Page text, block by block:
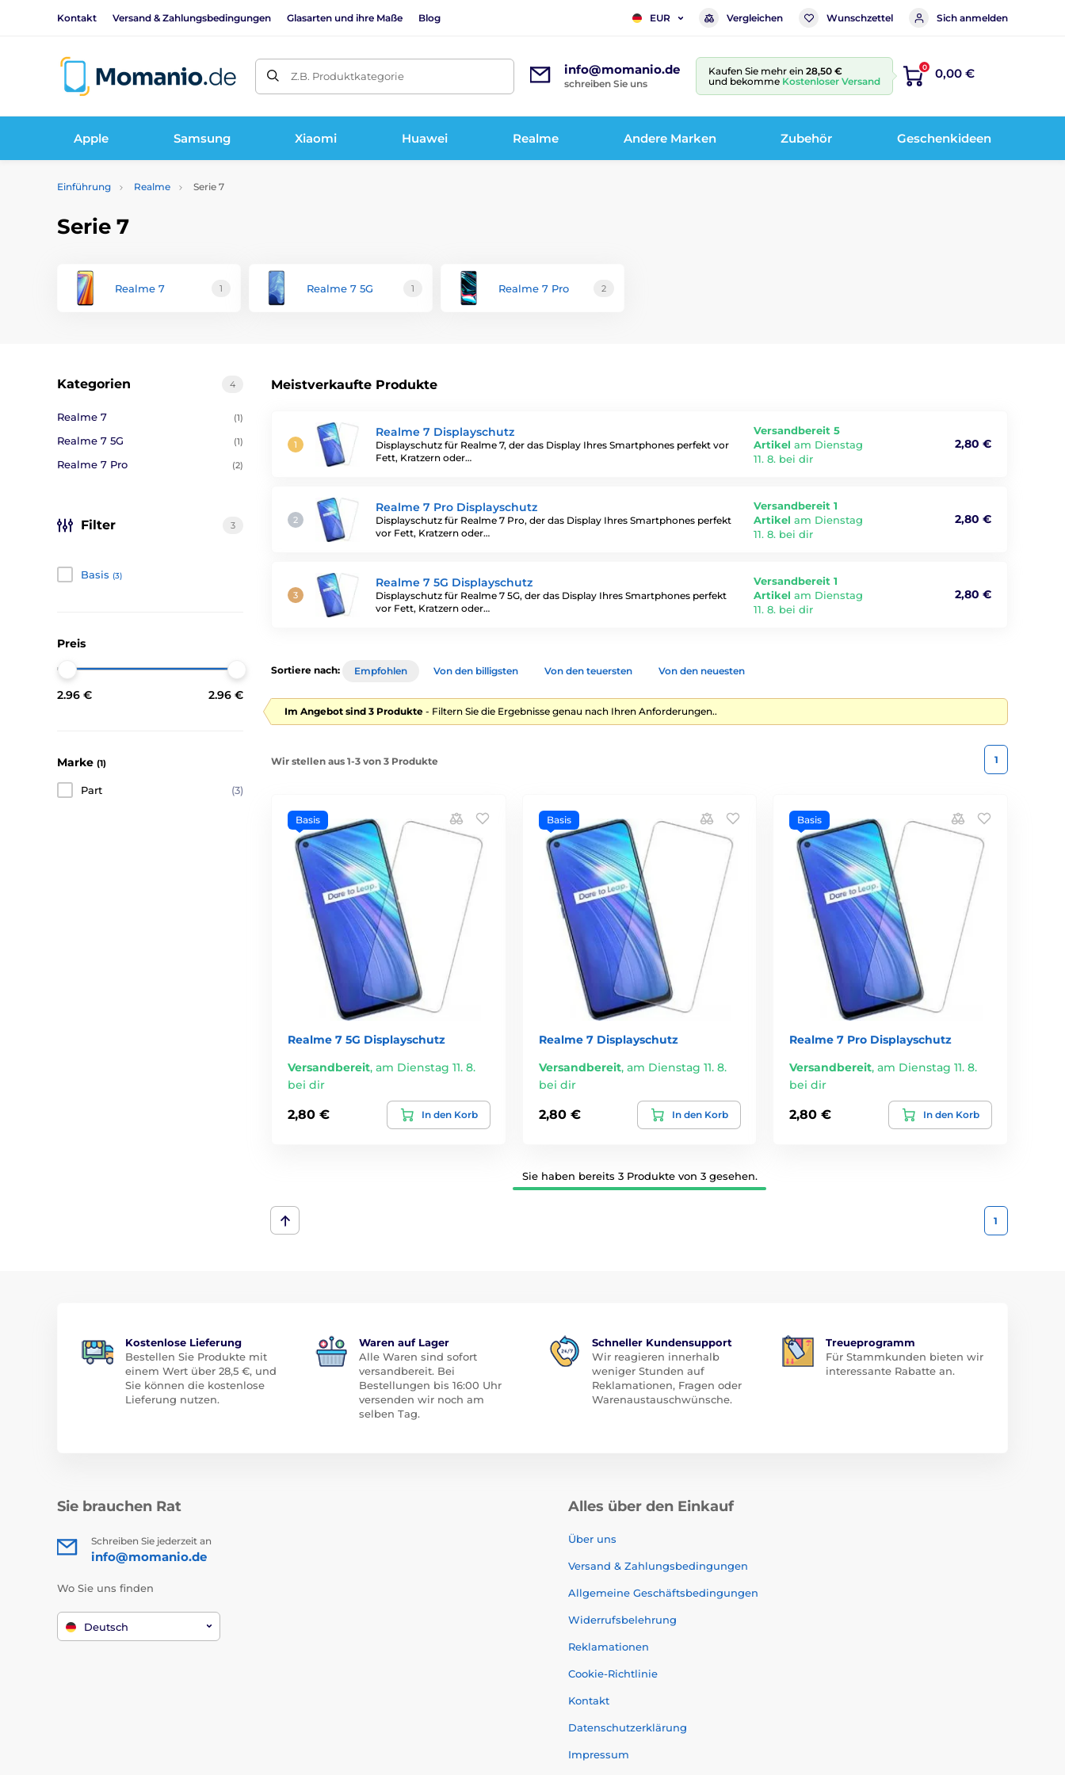
Kontakt Versand & Zahlungsbedingungen Glasarten und ihre Maße Blog EUR Vergleichen Wunschzettel Sich anmelden
Z.B. Produktkategorie info@momanio.de
schreiben Sie uns
Kaufen Sie mehr ein 28,50 €
und bekomme Kostenloser Versand
0 0,00 €
Apple Samsung Xiaomi Huawei Realme Andere Marken Zubehör Geschenkideen
Einführung Realme Serie 7
Serie 7
Realme 7 1 Realme 7 5G 1 Realme 7 Pro 2
Meistverkaufte Produkte
Realme 7 Displayschutz
Displayschutz für Realme 7, der das Display Ihres Smartphones perfekt vor
Fett, Kratzern oder…
Versandbereit 5
Artikel am Dienstag
11. 8. bei dir
2,80 €
Realme 7 Pro Displayschutz
Displayschutz für Realme 7 Pro, der das Display Ihres Smartphones perfekt
vor Fett, Kratzern oder…
Versandbereit 1
Artikel am Dienstag
11. 8. bei dir
2,80 €
Realme 7 5G Displayschutz
Displayschutz für Realme 7 5G, der das Display Ihres Smartphones perfekt
vor Fett, Kratzern oder…
Versandbereit 1
Artikel am Dienstag
11. 8. bei dir
2,80 €
4
Kategorien
Realme 7 (1)
Realme 7 5G (1)
Realme 7 Pro (2)
Filter 3
Basis (3)
Preis
2.96 € 2.96 €
Marke (1)
Part (3)
Sortiere nach: Empfohlen Von den billigsten Von den teuersten Von den neuesten
Im Angebot sind 3 Produkte - Filtern Sie die Ergebnisse genau nach Ihren Anforderungen..
Wir stellen aus 1-3 von 3 Produkte 1
Basis
Realme 7 5G Displayschutz
Versandbereit, am Dienstag 11. 8.
bei dir
2,80 € In den Korb
Basis
Realme 7 Displayschutz
Versandbereit, am Dienstag 11. 8.
bei dir
2,80 € In den Korb
Basis
Realme 7 Pro Displayschutz
Versandbereit,am Dienstag 11. 8.
bei dir
2,80 € In den Korb
Sie haben bereits 3 Produkte von 3 gesehen.
1
Kostenlose Lieferung
Bestellen Sie Produkte mit
einem Wert über 28,5 €, und
Sie können die kostenlose
Lieferung nutzen.
Waren auf Lager
Alle Waren sind sofort
versandbereit. Bei
Bestellungen bis 16:00 Uhr
versenden wir noch am
selben Tag.
Schneller Kundensupport
Wir reagieren innerhalb
weniger Stunden auf
Reklamationen, Fragen oder
Warenaustauschwünsche.
Treueprogramm
Für Stammkunden bieten wir
interessante Rabatte an.
Sie brauchen Rat
Schreiben Sie jederzeit an
info@momanio.de
Wo Sie uns finden
Deutsch
Alles über den Einkauf
Über uns
Versand & Zahlungsbedingungen
Allgemeine Geschäftsbedingungen
Widerrufsbelehrung
Reklamationen
Cookie-Richtlinie
Kontakt
Datenschutzerklärung
Impressum